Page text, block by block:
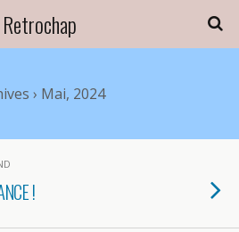
Retrochap
› Mai, 2024
!